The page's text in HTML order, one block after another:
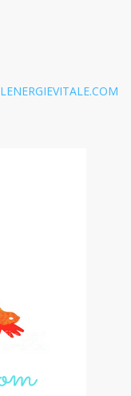
LENERGIEVITALE.COM